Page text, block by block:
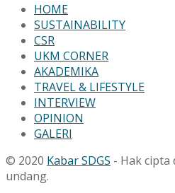
HOME
SUSTAINABILITY
CSR
UKM CORNER
AKADEMIKA
TRAVEL & LIFESTYLE
INTERVIEW
OPINION
GALERI
© 2020 Kabar SDGS - Hak
undang.